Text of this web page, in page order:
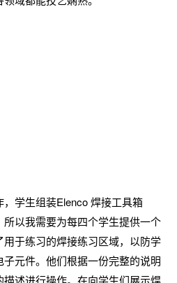
学生组装Elenco 焊接工具箱
所以我需要为每四个学生提供一个
于练习的焊接练习区域，以防学
元件。他们根据一份完整的说明
述进行操作。在向学生们展示焊